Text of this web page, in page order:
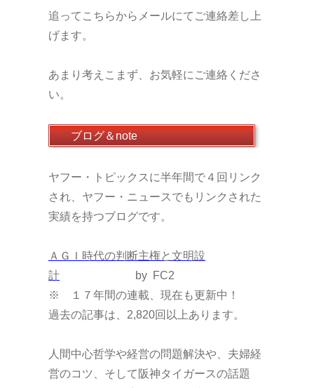
追ってこちらからメールにてご連絡差し上
げます。
あまり考えこまず、お気軽にご連絡くださ
い。
ブログ＆note
ヤフー・トピックスに半年間で４回リンク
され、ヤフー・ニュースでもリンクされた
実績を持つブログです。
ＡＧＩ時代の判断主権と文明設
計 by FC2
※ １７年間の連載、現在も更新中！
過去の記事は、2,820回以上あります。
人間中心哲学や経営の問題解決や、夫婦経
営のコツ、そして阪神タイガースの話題